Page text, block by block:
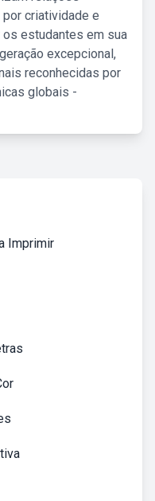
criatividade e
estudantes em sua
excepcional,
reconhecidas por
globais -
Imprimir